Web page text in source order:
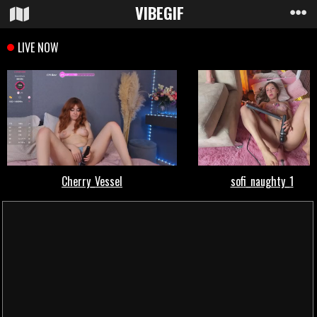
VIBEGIF